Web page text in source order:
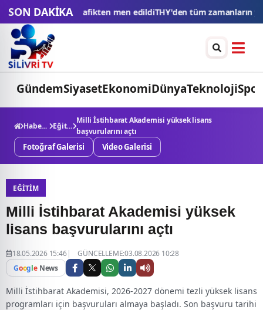
SON DAKİKA
men edildiTHY'den tüm zamanların yolcu ve uçuş rekoruEsnaf
GündemSiyasetEkonomiDünyaTeknolojiSpor
Haberler Eğitim
Milli İstihbarat Akademisi yüksek lisans
başvurularını açtı
Fotoğraf Galerisi Video Galerisi
EĞITIM
Milli İstihbarat Akademisi yüksek
lisans başvurularını açtı
18.05.2026 15:46
GÜNCELLEME:03.08.2026 10:28
Google News
Milli İstihbarat Akademisi, 2026-2027 dönemi tezli yüksek lisans
programları için başvuruları almaya başladı. Son başvuru tarihi